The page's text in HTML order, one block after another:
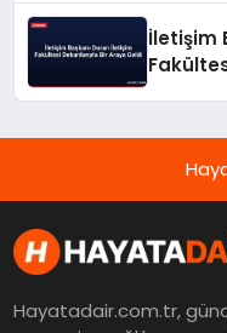
İletişim
Hayatadair.com.tr,